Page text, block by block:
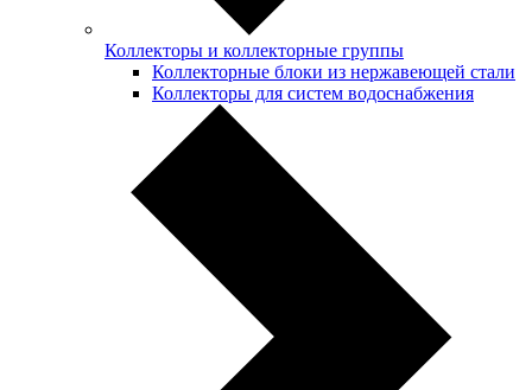
Коллекторы и коллекторные группы
Коллекторные блоки из нержавеющей стали
Коллекторы для систем водоснабжения